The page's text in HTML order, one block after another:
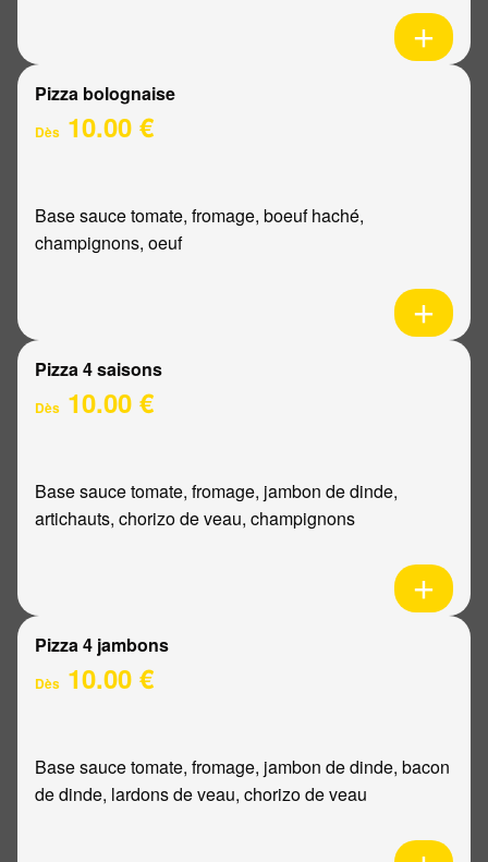
Pizza bolognaise
Dès 10.00 €
Base sauce tomate, fromage, boeuf haché,
champignons, oeuf
Pizza 4 saisons
Dès 10.00 €
Base sauce tomate, fromage, jambon de dinde,
artichauts, chorizo de veau, champignons
Pizza 4 jambons
Dès 10.00 €
Base sauce tomate, fromage, jambon de dinde, bacon
de dinde, lardons de veau, chorizo de veau